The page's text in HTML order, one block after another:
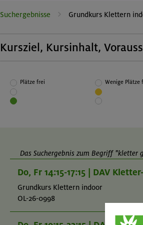
Suchergebnisse Grundkurs Klettern
Kursziel, Kursinhalt,
Selbstständiges Klettern und Sichern im
Toprope indoor
Plätze frei Wenige Plätze
Das Suchergebnis zum Begriff
Do, Fr 14:15-17:15 | DAV
Grundkurs Klettern indoor
OL-26-0998